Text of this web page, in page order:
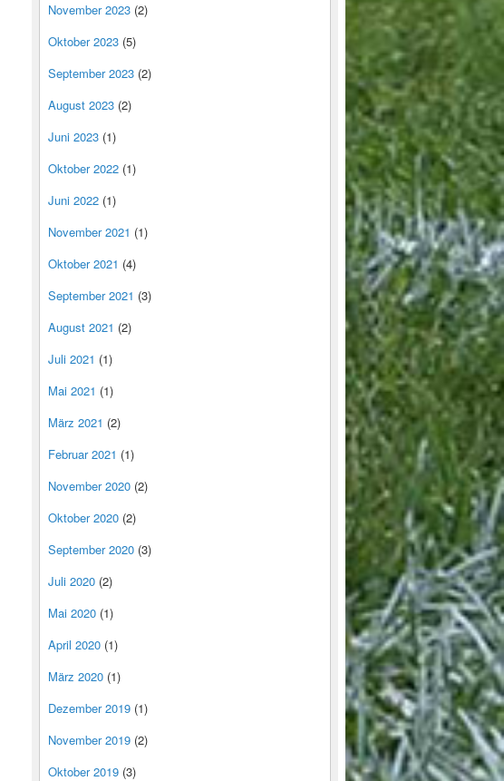
November 2023 (2)
Oktober 2023 (5)
September 2023 (2)
August 2023 (2)
Juni 2023 (1)
Oktober 2022 (1)
Juni 2022 (1)
November 2021 (1)
Oktober 2021 (4)
September 2021 (3)
August 2021 (2)
Juli 2021 (1)
Mai 2021 (1)
März 2021 (2)
Februar 2021 (1)
November 2020 (2)
Oktober 2020 (2)
September 2020 (3)
Juli 2020 (2)
Mai 2020 (1)
April 2020 (1)
März 2020 (1)
Dezember 2019 (1)
November 2019 (2)
Oktober 2019 (3)